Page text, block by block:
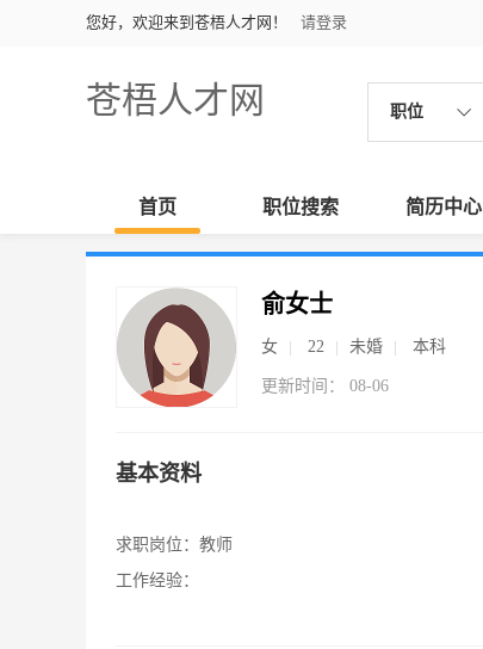
您好，欢迎来到苍梧人才网！ 请登录
苍梧人才网 职位
首页 职位搜索 简历中心
俞女士
女 22 未婚 本科
更新时间： 08-06
基本资料
求职岗位： 教师
工作经验：